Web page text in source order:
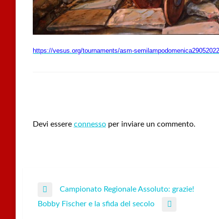
https://vesus.org/tournaments/asm-
Devi essere connesso per inviare un commento.
Navigazione
Previous
Post
Campionato Regionale Assoluto: grazie!
Bobby Fischer e la sfida del secolo